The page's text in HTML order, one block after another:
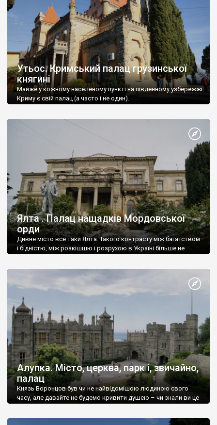
Утьос. Кримський палац грузинської
княгині
Майже у кожному населеному пункті на південному узбережжі
Криму є свій палац (а часто і не один).
Ялта . Палац нащадків Мордовської
орди
Дивне місто все таки Ялта. Такого контрасту між багатством
і бідністю, між розкішшю і розрухою в Україні більше не
Алупка. Місто, церква, парк і, звичайно,
палац
Князь Воронцов був чи не найвідомішою людиною свого
часу, але давайте не будемо кривити душею – чи знали ви це